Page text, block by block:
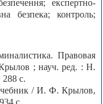
експертно-
безпека; контроль;
Правовая
; науч. ред. : H.
с.
/ И. Ф. Крылов,